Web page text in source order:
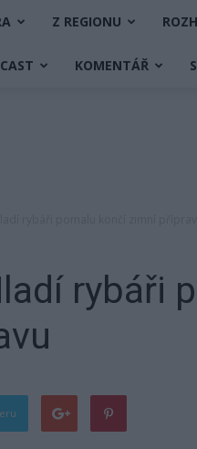
Z REGIONU
KOMENTÁŘ
rybáři